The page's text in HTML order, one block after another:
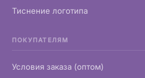
Тиснение логотипа
ПОКУПАТЕЛЯМ
Условия заказа (оптом)